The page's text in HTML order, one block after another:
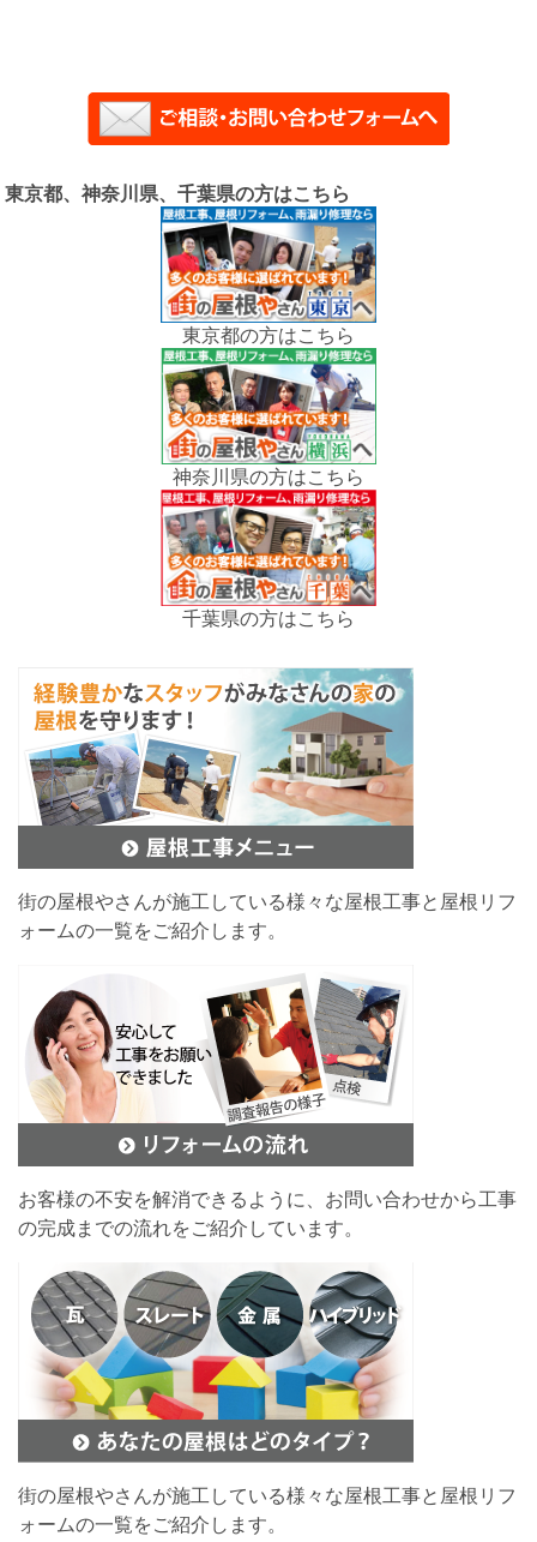
東京都、神奈川県、千葉県の方はこちら
東京都の方はこちら
神奈川県の方はこちら
千葉県の方はこちら
街の屋根やさんが施工している様々な屋根工事と屋根リフ
ォームの一覧をご紹介します。
お客様の不安を解消できるように、お問い合わせから工事
の完成までの流れをご紹介しています。
街の屋根やさんが施工している様々な屋根工事と屋根リフ
ォームの一覧をご紹介します。